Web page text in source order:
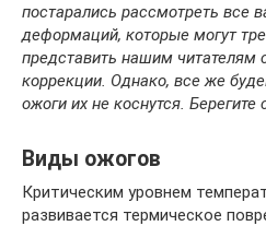
постарались рассмотреть все
деформаций, которые могут
представить нашим
коррекции. Однако, все же
ожоги их не коснутся. Берегите
Виды ожогов
Критическим уровнем
развивается термическое